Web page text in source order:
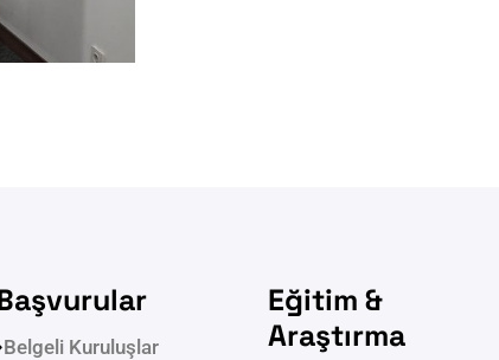
Başvurular
Belgeli Kuruluşlar
Eğitim &
Araştırma